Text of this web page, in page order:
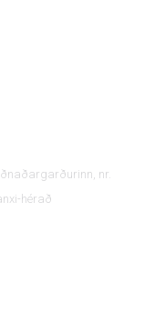
nr.
hérað